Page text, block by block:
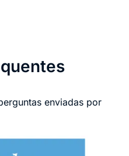
enviadas por